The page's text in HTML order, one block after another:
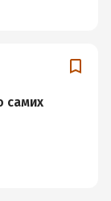
самих